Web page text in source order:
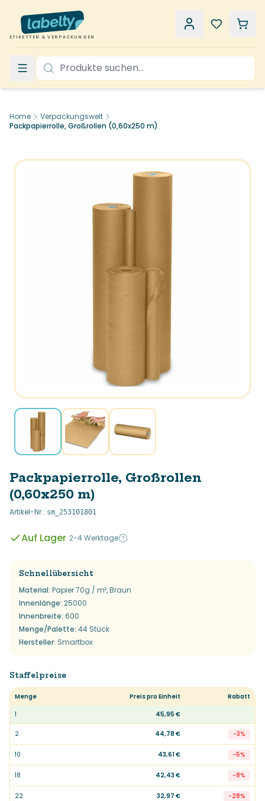
ETIKETTEN & VERPACKUNGEN
Home
Verpackungswelt
Packpapierrolle, Großrollen (0,60x250 m)
Packpapierrolle, Großrollen
(0,60x250 m)
Artikel-Nr.: sm_253101801
Auf Lager· 2-4 Werktage
Schnellübersicht
Material: Papier 70g / m², Braun
Innenlänge: 25000
Innenbreite: 600
Menge/Palette: 44 Stück
Hersteller: Smartbox
Staffelpreise
Menge Preis pro Einheit
Rabatt
1
45,95 €
2 44,78 € -3%
10 43,61 € -5%
18 42,43 € -8%
22 32,97 € -28%